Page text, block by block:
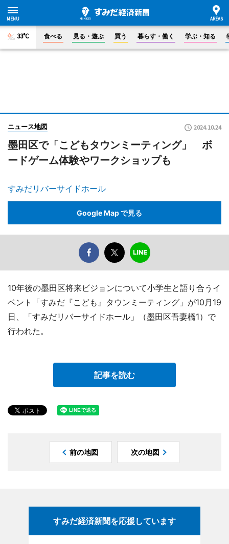
33°C 食べる 見る・遊ぶ 買う 暮らす・働く 学ぶ・知る
ニュース地図 2024.10.24
墨田区で「こどもタウンミーティング」 ボ
ードゲーム体験やワークショップも
すみだリバーサイドホール
Google Map で見る
10年後の墨田区将来ビジョンについて小学生と語り合うイ
ベント「すみだ『こども』タウンミーティング」が10月19
日、「すみだリバーサイドホール」（墨田区吾妻橋1）で
行われた。
記事を読む
前の地図 次の地図
すみだ経済新聞を応援しています